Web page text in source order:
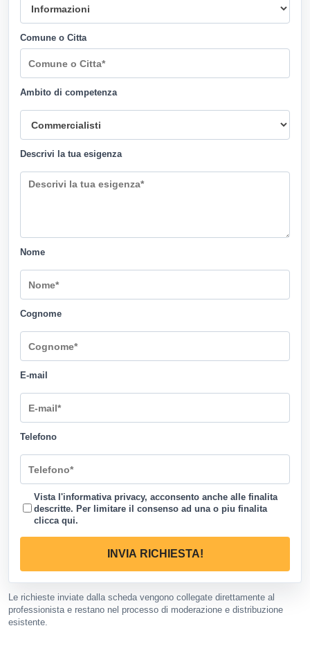
Comune o Citta
Ambito di competenza
Descrivi la tua esigenza
Nome
Cognome
E-mail
Telefono
Vista l'informativa privacy, acconsento anche alle finalita
descritte. Per limitare il consenso ad una o piu finalita
clicca qui.
INVIA RICHIESTA!
Le richieste inviate dalla scheda vengono collegate direttamente al
professionista e restano nel processo di moderazione e distribuzione
esistente.